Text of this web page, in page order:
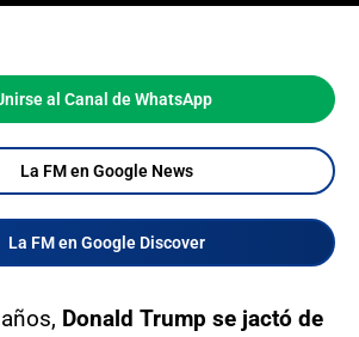
al Canal de WhatsApp
La FM en Google News
La FM en Google Discover
Donald Trump se jactó de